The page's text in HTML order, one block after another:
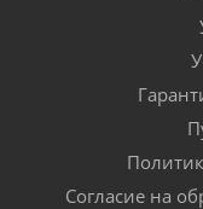
Согласие на